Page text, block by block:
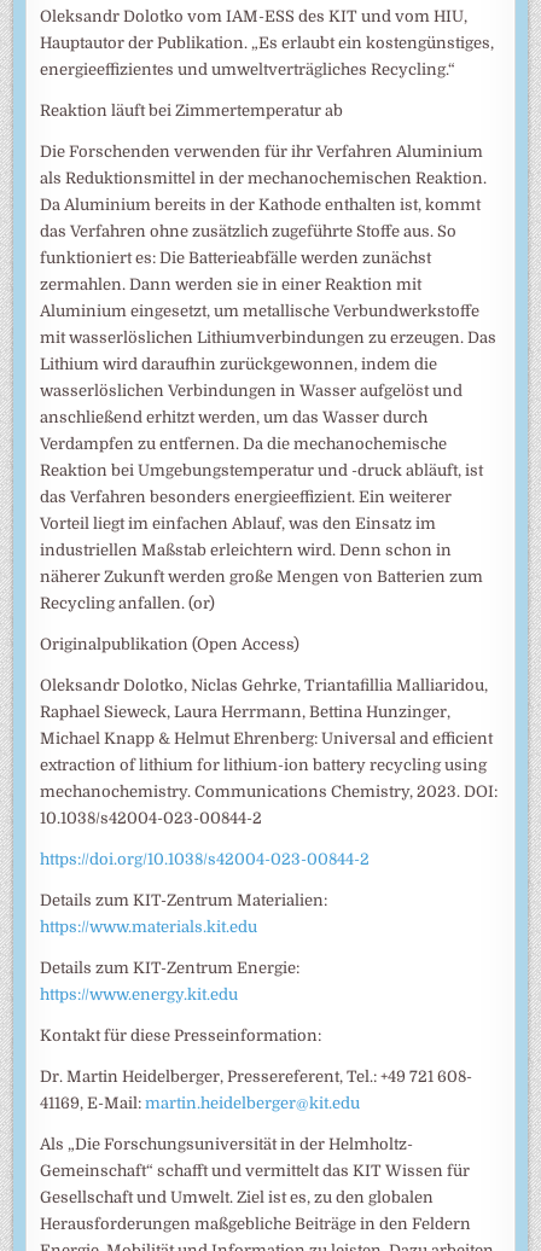
Oleksandr Dolotko vom IAM-ESS des KIT und vom HIU,
Hauptautor der Publikation. „Es erlaubt ein kostengünstiges,
energieeffizientes und umweltverträgliches Recycling.“
Reaktion läuft bei Zimmertemperatur ab
Die Forschenden verwenden für ihr Verfahren Aluminium
als Reduktionsmittel in der mechanochemischen Reaktion.
Da Aluminium bereits in der Kathode enthalten ist, kommt
das Verfahren ohne zusätzlich zugeführte Stoffe aus. So
funktioniert es: Die Batterieabfälle werden zunächst
zermahlen. Dann werden sie in einer Reaktion mit
Aluminium eingesetzt, um metallische Verbundwerkstoffe
mit wasserlöslichen Lithiumverbindungen zu erzeugen. Das
Lithium wird daraufhin zurückgewonnen, indem die
wasserlöslichen Verbindungen in Wasser aufgelöst und
anschließend erhitzt werden, um das Wasser durch
Verdampfen zu entfernen. Da die mechanochemische
Reaktion bei Umgebungstemperatur und -druck abläuft, ist
das Verfahren besonders energieeffizient. Ein weiterer
Vorteil liegt im einfachen Ablauf, was den Einsatz im
industriellen Maßstab erleichtern wird. Denn schon in
näherer Zukunft werden große Mengen von Batterien zum
Recycling anfallen. (or)
Originalpublikation (Open Access)
Oleksandr Dolotko, Niclas Gehrke, Triantafillia Malliaridou,
Raphael Sieweck, Laura Herrmann, Bettina Hunzinger,
Michael Knapp & Helmut Ehrenberg: Universal and efficient
extraction of lithium for lithium-ion battery recycling using
mechanochemistry. Communications Chemistry, 2023. DOI:
10.1038/s42004-023-00844-2
https://doi.org/10.1038/s42004-023-00844-2
Details zum KIT-Zentrum Materialien:
https://www.materials.kit.edu
Details zum KIT-Zentrum Energie:
https://www.energy.kit.edu
Kontakt für diese Presseinformation:
Dr. Martin Heidelberger, Pressereferent, Tel.: +49 721 608-
41169, E-Mail:martin.heidelberger@kit.edu
Als „Die Forschungsuniversität in der Helmholtz-
Gemeinschaft“ schafft und vermittelt das KIT Wissen für
Gesellschaft und Umwelt. Ziel ist es, zu den globalen
Herausforderungen maßgebliche Beiträge in den Feldern